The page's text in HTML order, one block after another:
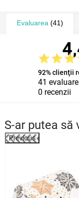
Evaluarea (41)
92% clienţii
41 evaluare
0 recenzii
S-ar putea să
Previous